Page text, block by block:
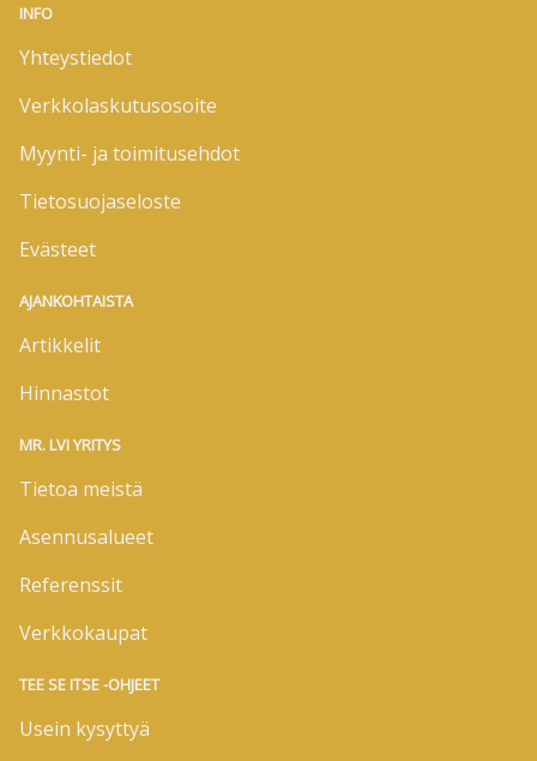
INFO
Yhteystiedot
Verkkolaskutusosoite
Myynti- ja toimitusehdot
Tietosuojaseloste
Evästeet
AJANKOHTAISTA
Artikkelit
Hinnastot
MR. LVI YRITYS
Tietoa meistä
Asennusalueet
Referenssit
Verkkokaupat
TEE SE ITSE -OHJEET
Usein kysyttyä